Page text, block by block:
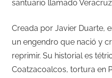
santuario llamado
Creada por Javier Duarte,
un engendro que nació y
reprimir. Su historial es
Coatzacoalcos, tortura en